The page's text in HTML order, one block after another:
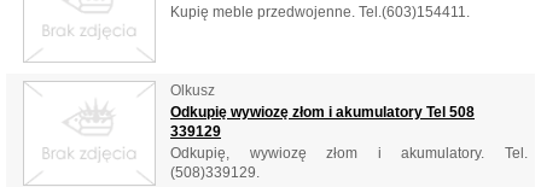
Kupię meble przedwojenne. Tel.(603)154411.
Olkusz
Odkupię wywiozę złom i akumulatory Tel 508
339129
Odkupię, wywiozę złom i akumulatory. Tel.
(508)339129.